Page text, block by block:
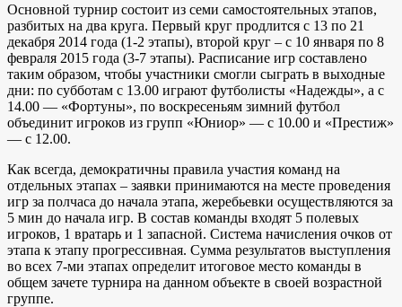
Основной турнир состоит из семи самостоятельных этапов,
разбитых на два круга. Первый круг продлится с 13 по 21
декабря 2014 года (1-2 этапы), второй круг – с 10 января по 8
февраля 2015 года (3-7 этапы). Расписание игр составлено
таким образом, чтобы участники смогли сыграть в выходные
дни: по субботам с 13.00 играют футболисты «Надежды», а с
14.00 — «Фортуны», по воскресеньям зимний футбол
объединит игроков из групп «Юниор» — с 10.00 и «Престиж»
— с 12.00.
Как всегда, демократичны правила участия команд на
отдельных этапах – заявки принимаются на месте проведения
игр за полчаса до начала этапа, жеребьевки осуществляются за
5 мин до начала игр. В состав команды входят 5 полевых
игроков, 1 вратарь и 1 запасной. Система начисления очков от
этапа к этапу прогрессивная. Сумма результатов выступления
во всех 7-ми этапах определит итоговое место команды в
общем зачете турнира на данном объекте в своей возрастной
группе.